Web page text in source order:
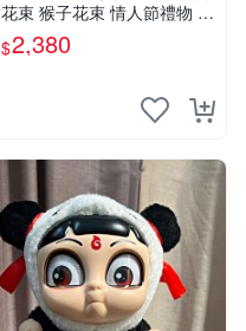
花束 猴子花束 情人節禮物 二
選一 可繡字 可今天寄明天到
$2,380